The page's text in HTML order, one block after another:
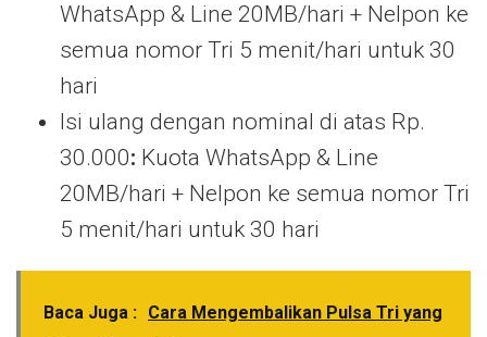
WhatsApp & Line 20MB/hari + Nelpon ke
semua nomor Tri 5 menit/hari untuk 30
hari
Isi ulang dengan nominal di atas Rp.
30.000: Kuota WhatsApp & Line
20MB/hari + Nelpon ke semua nomor Tri
5 menit/hari untuk 30 hari
Baca Juga : Cara Mengembalikan Pulsa Tri yang